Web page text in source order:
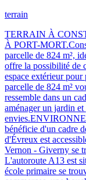
terrain
TERRAIN À
À PORT-
parcelle de 824 m²,
offre la possibilité de
espace extérieur
parcelle de 824 m²
ressemble dans un
aménager un jardin
bénéficie d'un cadre
d'Évreux est
Vernon - Giverny se
L'autoroute A13 est
école primaire se